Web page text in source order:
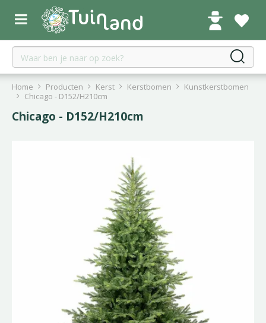
r
Home Producten Kerst Kerstbomen
Kunstkerstbomen
Chicago - D152/H210cm
Chicago - D152/H210cm